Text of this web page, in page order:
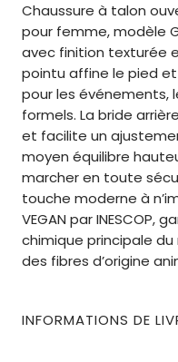
Chaussure à talon
pour femme, modèle
avec finition texturée
pointu affine le pied
pour les événements,
formels. La bride
et facilite un
moyen équilibre
marcher en toute
touche moderne à
VEGAN par INESCOP,
chimique principale
des fibres d’origine
INFORMATIONS DE